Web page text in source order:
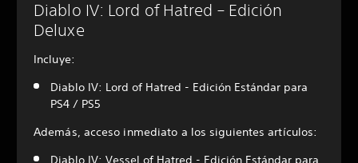
Diablo IV: Lord of Hatred – Edición
Deluxe
Incluye:
Diablo IV: Lord of Hatred - Edición Estándar para
PS4 / PS5
Además, acceso inmediato a los siguientes artículos:
Diablo IV: Vessel of Hatred - Edición Estándar para